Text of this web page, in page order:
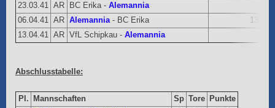
23.03.41
AR BC Erika - Alemannia
06.04.41
AR Alemannia - BC Erika
13:0
13.04.41
AR VfL Schipkau - Alemannia
Abschlusstabelle:
Pl. Mannschaften Sp Tore
Punkte